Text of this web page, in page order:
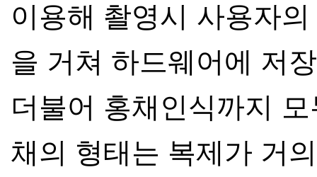
이용해 촬영시 사용자
을 거쳐 하드웨어에 저
더불어 홍채인식까지
채의 형태는 복제가 거